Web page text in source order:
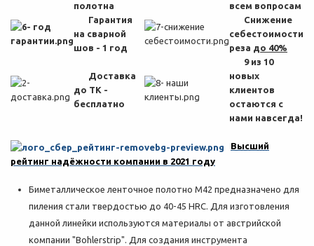
полотна
всем вопросам
Гарантия
на сварной
шов - 1 год
Снижение
себестоимости
реза до 40%
Доставка
до ТК -
бесплатно
9 из 10
новых
клиентов
остаются с
нами навсегда!
Высший
рейтинг надёжности компании в 2021 году
Биметаллическое ленточное полотно M42 предназначено для
пиления стали твердостью до 40-45 HRC. Для изготовления
данной линейки используются материалы от австрийской
компании "Bohlerstrip". Для создания инструмента